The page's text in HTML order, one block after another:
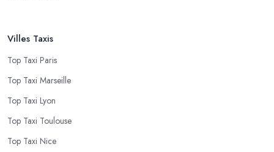
Villes Taxis
Top Taxi Paris
Top Taxi Marseille
Top Taxi Lyon
Top Taxi Toulouse
Top Taxi Nice